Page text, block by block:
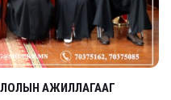
АЖИЛЛАГААГ